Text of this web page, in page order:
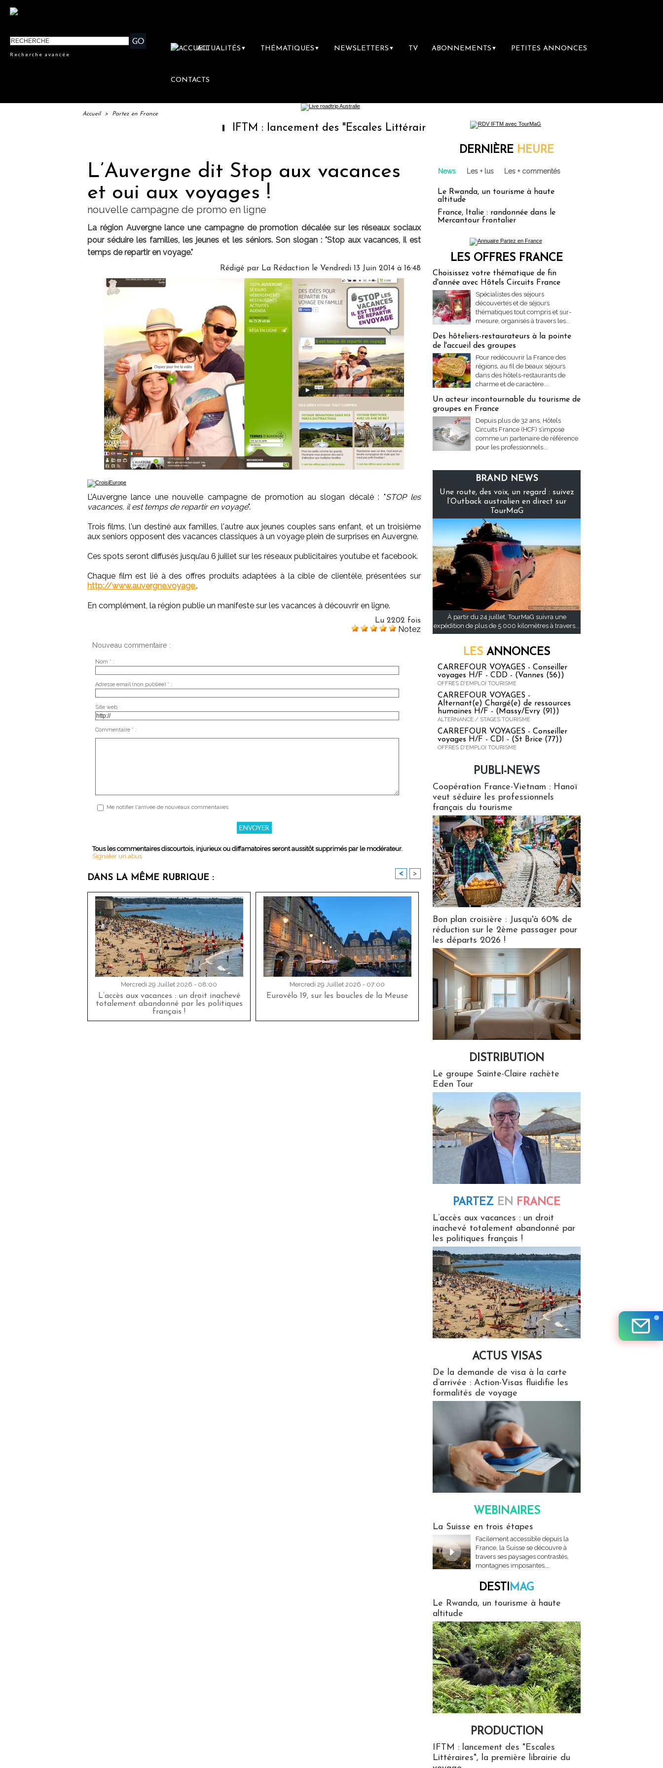
Recherche avancée
ACTUALITÉS ▼ THÉMATIQUES ▼ NEWSLETTERS ▼ TV ABONNEMENTS ▼ PETITES ANNONCES
CONTACTS
Accueil > Partez en France
IFTM : lancement des "Escales Littéraires", la première librairie du voyage
L’Auvergne dit Stop aux vacances
et oui aux voyages !
nouvelle campagne de promo en ligne
La région Auvergne lance une campagne de promotion décalée sur les réseaux sociaux
pour séduire les familles, les jeunes et les séniors. Son slogan : "Stop aux vacances, il est
temps de repartir en voyage."
Rédigé par La Rédaction le Vendredi 13 Juin 2014 à 16:48
L’Auvergne lance une nouvelle campagne de promotion au slogan décalé : "STOP les
vacances, il est temps de repartir en voyage".
Trois films, l'un destiné aux familles, l'autre aux jeunes couples sans enfant, et un troisième
aux seniors opposent des vacances classiques à un voyage plein de surprises en Auvergne.
Ces spots seront diffusés jusqu’au 6 juillet sur les réseaux publicitaires youtube et facebook.
Chaque film est lié à des offres produits adaptées à la cible de clientèle, présentées sur
http://www.auvergne.voyage..
En complément, la région publie un manifeste sur les vacances à découvrir en ligne.
Lu 2202 fois
Notez
Nouveau commentaire :
Nom * :
Adresse email (non publiée) * :
Site web :
Commentaire * :
Me notifier l'arrivée de nouveaux commentaires
Tous les commentaires discourtois, injurieux ou diffamatoires seront aussitôt supprimés par le modérateur.
Signaler un abus
DANS LA MÊME RUBRIQUE : < >
Mercredi 29 Juillet 2026 - 08:00
L’accès aux vacances : un droit inachevé
totalement abandonné par les politiques
français !
Mercredi 29 Juillet 2026 - 07:00
Eurovélo 19, sur les boucles de la Meuse
DERNIÈRE HEURE
News Les + lus Les + commentés
Le Rwanda, un tourisme à haute
altitude
France, Italie : randonnée dans le
Mercantour frontalier
LES OFFRES FRANCE
Choisissez votre thématique de fin
d'année avec Hôtels Circuits France
Spécialistes des séjours
découvertes et de séjours
thématiques tout compris et sur-
mesure, organisés à travers les...
Des hôteliers-restaurateurs à la pointe
de l'accueil des groupes
Pour redécouvrir la France des
régions, au fil de beaux séjours
dans des hôtels-restaurants de
charme et de caractère....
Un acteur incontournable du tourisme de
groupes en France
Depuis plus de 32 ans, Hôtels
Circuits France (HCF) s’impose
comme un partenaire de référence
pour les professionnels...
BRAND NEWS
Une route, des voix, un regard : suivez
l’Outback australien en direct sur
TourMaG
À partir du 24 juillet, TourMaG suivra une
expédition de plus de 5 000 kilomètres à travers...
LES ANNONCES
CARREFOUR VOYAGES - Conseiller
voyages H/F - CDD - (Vannes (56))
OFFRES D'EMPLOI TOURISME
CARREFOUR VOYAGES -
Alternant(e) Chargé(e) de ressources
humaines H/F - (Massy/Evry (91))
ALTERNANCE / STAGES TOURISME
CARREFOUR VOYAGES - Conseiller
voyages H/F - CDI - (St Brice (77))
OFFRES D'EMPLOI TOURISME
PUBLI-NEWS
Coopération France-Vietnam : Hanoï
veut séduire les professionnels
français du tourisme
Bon plan croisière : Jusqu'à 60% de
réduction sur le 2ème passager pour
les départs 2026 !
DISTRIBUTION
Le groupe Sainte-Claire rachète
Eden Tour
PARTEZ EN FRANCE
L’accès aux vacances : un droit
inachevé totalement abandonné par
les politiques français !
ACTUS VISAS
De la demande de visa à la carte
d’arrivée : Action-Visas fluidifie les
formalités de voyage
WEBINAIRES
La Suisse en trois étapes
Facilement accessible depuis la
France, la Suisse se découvre à
travers ses paysages contrastés,
montagnes imposantes,...
DESTIMAG
Le Rwanda, un tourisme à haute
altitude
PRODUCTION
IFTM : lancement des "Escales
Littéraires", la première librairie du